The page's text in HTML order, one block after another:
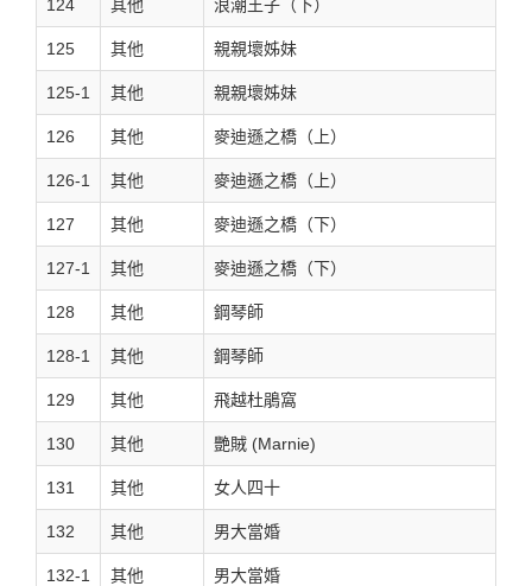
124 其他 浪潮王子（下）
125 其他 親親壞姊妹
125-1 其他 親親壞姊妹
126 其他 麥迪遜之橋（上）
126-1 其他 麥迪遜之橋（上）
127 其他 麥迪遜之橋（下）
127-1 其他 麥迪遜之橋（下）
128 其他 鋼琴師
128-1 其他 鋼琴師
129 其他 飛越杜鵑窩
130 其他 艷賊 (Marnie)
131 其他 女人四十
132 其他 男大當婚
132-1 其他 男大當婚